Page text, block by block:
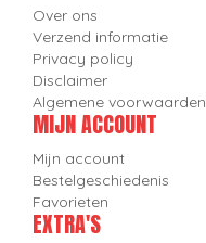
Over ons
Verzend informatie
Privacy policy
Disclaimer
Algemene voorwaarden
MIJN ACCOUNT
Mijn account
Bestelgeschiedenis
Favorieten
EXTRA'S